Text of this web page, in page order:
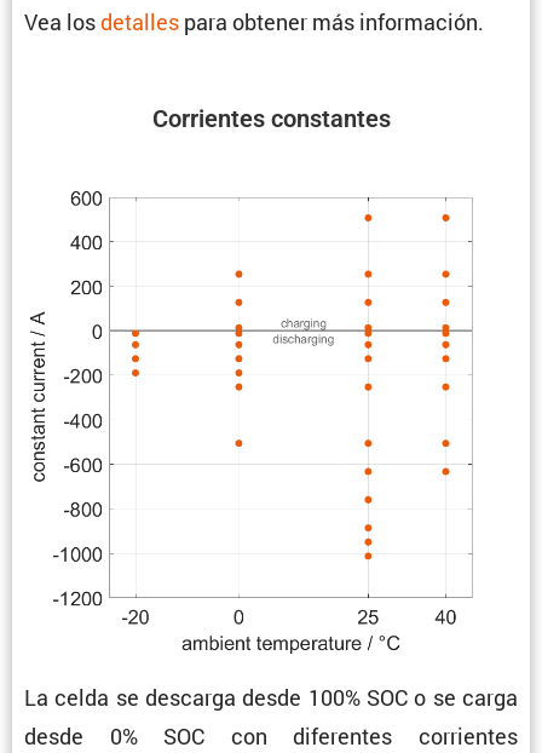
Vea losdetalles para obtener más información.
Corrientes constantes
La celda se descarga desde 100% SOC o se carga
desde 0% SOC con diferentes corrientes